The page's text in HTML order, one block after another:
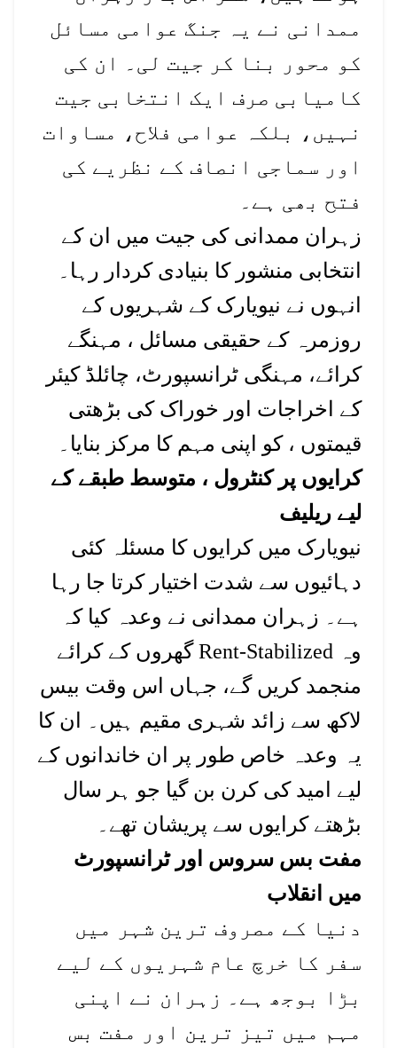
ممدانی نے یہ جنگ عوامی مسائل
کو محور بنا کر جیت لی۔ ان کی
کامیابی صرف ایک انتخابی جیت
نہیں، بلکہ عوامی فلاح، مساوات
اور سماجی انصاف کے نظریے کی
فتح بھی ہے۔
زہران ممدانی کی جیت میں ان کے
انتخابی منشور کا بنیادی کردار رہا۔
انہوں نے نیویارک کے شہریوں کے
روزمرہ کے حقیقی مسائل ، مہنگے
کرائے، مہنگی ٹرانسپورٹ، چائلڈ کیئر
کے اخراجات اور خوراک کی بڑھتی
قیمتوں ، کو اپنی مہم کا مرکز بنایا۔
کرایوں پر کنٹرول ، متوسط طبقے کے
لیے ریلیف
نیویارک میں کرایوں کا مسئلہ کئی
دہائیوں سے شدت اختیار کرتا جا رہا
ہے۔ زہران ممدانی نے وعدہ کیا کہ
وہ Rent-Stabilized گھروں کے کرائے
منجمد کریں گے، جہاں اس وقت بیس
لاکھ سے زائد شہری مقیم ہیں۔ ان کا
یہ وعدہ خاص طور پر ان خاندانوں کے
لیے امید کی کرن بن گیا جو ہر سال
بڑھتے کرایوں سے پریشان تھے۔
مفت بس سروس اور ٹرانسپورٹ
میں انقلاب
دنیا کے مصروف ترین شہر میں
سفر کا خرچ عام شہریوں کے لیے
بڑا بوجھ ہے۔ زہران نے اپنی
مہم میں تیز ترین اور مفت بس